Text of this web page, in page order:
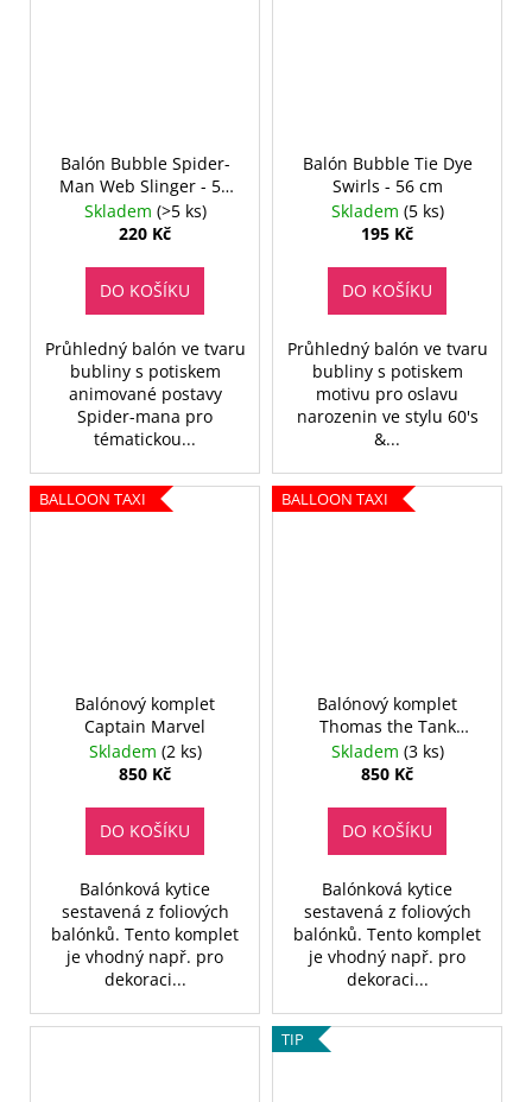
Balón Bubble Spider-
Man Web Slinger - 56
cm
Skladem (>5 ks)
220 Kč
DO KOŠÍKU
Průhledný balón ve tvaru
bubliny s potiskem
animované postavy
Spider-mana pro
tématickou...
Balón Bubble Tie Dye
Swirls - 56 cm
Skladem (5 ks)
195 Kč
DO KOŠÍKU
Průhledný balón ve tvaru
bubliny s potiskem
motivu pro oslavu
narozenin ve stylu 60's
&...
BALLOON TAXI
Balónový komplet
Captain Marvel
Skladem (2 ks)
850 Kč
DO KOŠÍKU
Balónková kytice
sestavená z foliových
balónků. Tento komplet
je vhodný např. pro
dekoraci...
BALLOON TAXI
Balónový komplet
Thomas the Tank
Engine
Skladem (3 ks)
850 Kč
DO KOŠÍKU
Balónková kytice
sestavená z foliových
balónků. Tento komplet
je vhodný např. pro
dekoraci...
TIP